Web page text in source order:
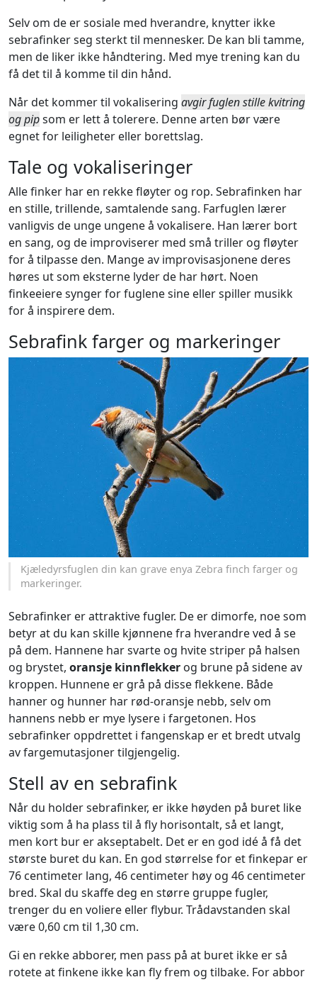
Selv om de er sosiale med hverandre, knytter ikke
sebrafinker seg sterkt til mennesker. De kan bli tamme,
men de liker ikke håndtering. Med mye trening kan du
få det til å komme til din hånd.
Når det kommer til vokalisering avgir fuglen stille kvitring
og pipsom er lett å tolerere. Denne arten bør være
egnet for leiligheter eller borettslag.
Tale og vokaliseringer
Alle finker har en rekke fløyter og rop. Sebrafinken har
en stille, trillende, samtalende sang. Farfuglen lærer
vanligvis de unge ungene å vokalisere. Han lærer bort
en sang, og de improviserer med små triller og fløyter
for å tilpasse den. Mange av improvisasjonene deres
høres ut som eksterne lyder de har hørt. Noen
finkeeiere synger for fuglene sine eller spiller musikk
for å inspirere dem.
Sebrafink farger og markeringer
Kjæledyrsfuglen din kan grave enya Zebra finch farger og
markeringer.
Sebrafinker er attraktive fugler. De er dimorfe, noe som
betyr at du kan skille kjønnene fra hverandre ved å se
på dem. Hannene har svarte og hvite striper på halsen
og brystet, oransje kinnflekker og brune på sidene av
kroppen. Hunnene er grå på disse flekkene. Både
hanner og hunner har rød-oransje nebb, selv om
hannens nebb er mye lysere i fargetonen. Hos
sebrafinker oppdrettet i fangenskap er et bredt utvalg
av fargemutasjoner tilgjengelig.
Stell av en sebrafink
Når du holder sebrafinker, er ikke høyden på buret like
viktig som å ha plass til å fly horisontalt, så et langt,
men kort bur er akseptabelt. Det er en god idé å få det
største buret du kan. En god størrelse for et finkepar er
76 centimeter lang, 46 centimeter høy og 46 centimeter
bred. Skal du skaffe deg en større gruppe fugler,
trenger du en voliere eller flybur. Trådavstanden skal
være 0,60 cm til 1,30 cm.
Gi en rekke abborer, men pass på at buret ikke er så
rotete at finkene ikke kan fly frem og tilbake. For abbor